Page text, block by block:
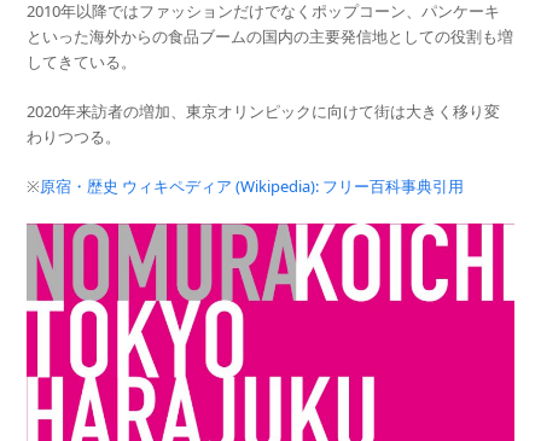
2010年以降ではファッションだけでなくポップコーン、パンケーキ
といった海外からの食品ブームの国内の主要発信地としての役割も増
してきている。
2020年来訪者の増加、東京オリンピックに向けて街は大きく移り変
わりつつる。
※原宿・歴史 ウィキペディア (Wikipedia): フリー百科事典引用